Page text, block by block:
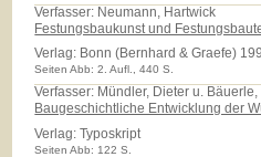
Verfasser: Neumann, Hartwick
Festungsbaukunst und
Verlag: Bonn (Bernhard & Graefe)
Seiten Abb: 2. Aufl., 440 S.
Verfasser: Mündler, Dieter u.
Baugeschichtliche Entwicklung der
Verlag:Typoskript
Seiten Abb: 122 S.